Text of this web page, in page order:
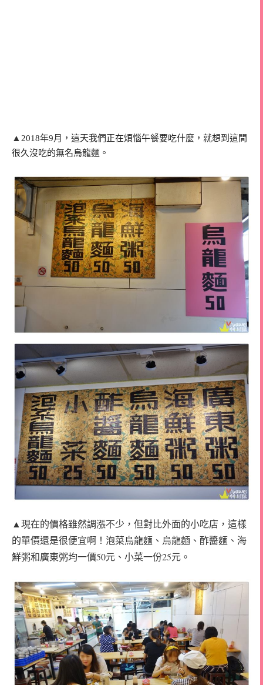
▲ 2018年9月，這天我們正在煩惱午餐要吃什麼，就想到這間
很久沒吃的無名烏龍麵。
▲現在的價格雖然調漲不少，但對比外面的小吃店，這樣
的單價還是很便宜啊！泡菜烏龍麵、烏龍麵、酢醬麵、海
鮮粥和廣東粥均一價50元、小菜一份25元。